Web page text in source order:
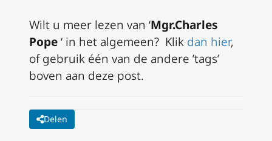
Wilt u meer lezen van ‘Mgr.Charles
Pope‘ in het algemeen? Klik dan hier,
of gebruik één van de andere ’tags’
boven aan deze post.
Delen